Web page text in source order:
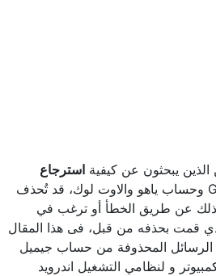
يبحثون عن كيفية استرجاع
المحذوفه من Gmail وحساب ياهو والاوت لوك، قد تُحذف
عن طريق الخطأ أو ترغب في
قمت بحذفه من قبل، فى هذا المقال
المحذوفة من حساب جيميل
و لنظامي التشغيل اندرويد